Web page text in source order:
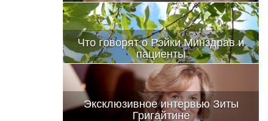
Что говорят о Рэйки Минздрав и
пациенты
Эксклюзивное интервью Зиты
Григайтине